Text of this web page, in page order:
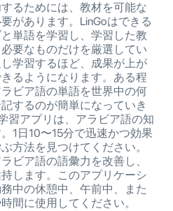
るためには、教材を可能な
があります。LinGoはできる
単語を学習し、学習した教
要なものだけを厳選してい
学習するほど、成果が上が
るようになります。ある程
ビア語の単語を世界中の何
するのが簡単になっていき
習アプリは、アラビア語の知
1日10〜15分で迅速かつ効果
方法を見つけてください。
ビア語の語彙力を改善し、
します。このアプリケーシ
中の休憩中、午前中、また
間に使用してください。